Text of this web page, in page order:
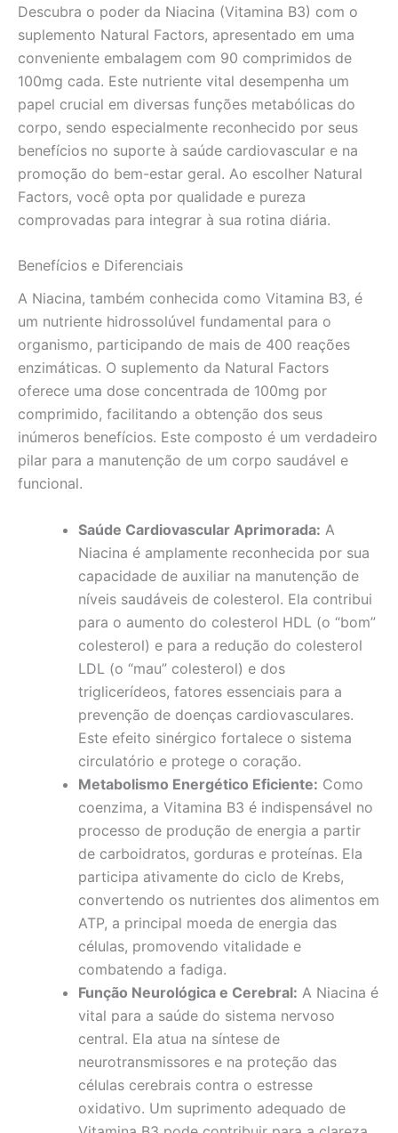
Descubra o poder da Niacina (Vitamina B3) com o
suplemento Natural Factors, apresentado em uma
conveniente embalagem com 90 comprimidos de
100mg cada. Este nutriente vital desempenha um
papel crucial em diversas funções metabólicas do
corpo, sendo especialmente reconhecido por seus
benefícios no suporte à saúde cardiovascular e na
promoção do bem-estar geral. Ao escolher Natural
Factors, você opta por qualidade e pureza
comprovadas para integrar à sua rotina diária.
Benefícios e Diferenciais
A Niacina, também conhecida como Vitamina B3, é
um nutriente hidrossolúvel fundamental para o
organismo, participando de mais de 400 reações
enzimáticas. O suplemento da Natural Factors
oferece uma dose concentrada de 100mg por
comprimido, facilitando a obtenção dos seus
inúmeros benefícios. Este composto é um verdadeiro
pilar para a manutenção de um corpo saudável e
funcional.
Saúde Cardiovascular Aprimorada: A
Niacina é amplamente reconhecida por sua
capacidade de auxiliar na manutenção de
níveis saudáveis de colesterol. Ela contribui
para o aumento do colesterol HDL (o “bom”
colesterol) e para a redução do colesterol
LDL (o “mau” colesterol) e dos
triglicerídeos, fatores essenciais para a
prevenção de doenças cardiovasculares.
Este efeito sinérgico fortalece o sistema
circulatório e protege o coração.
Metabolismo Energético Eficiente: Como
coenzima, a Vitamina B3 é indispensável no
processo de produção de energia a partir
de carboidratos, gorduras e proteínas. Ela
participa ativamente do ciclo de Krebs,
convertendo os nutrientes dos alimentos em
ATP, a principal moeda de energia das
células, promovendo vitalidade e
combatendo a fadiga.
Função Neurológica e Cerebral: A Niacina é
vital para a saúde do sistema nervoso
central. Ela atua na síntese de
neurotransmissores e na proteção das
células cerebrais contra o estresse
oxidativo. Um suprimento adequado de